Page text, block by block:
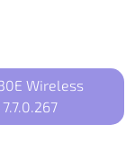
Wireless